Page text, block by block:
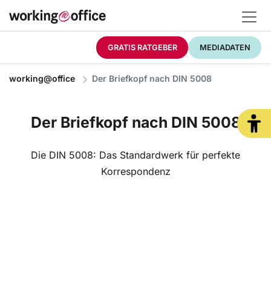
GRATIS RATGEBER MEDIADATEN
working@office Der Briefkopf nach DIN 5008
Der Briefkopf nach DIN 5008
Die DIN 5008: Das Standardwerk für perfekte
Korrespondenz